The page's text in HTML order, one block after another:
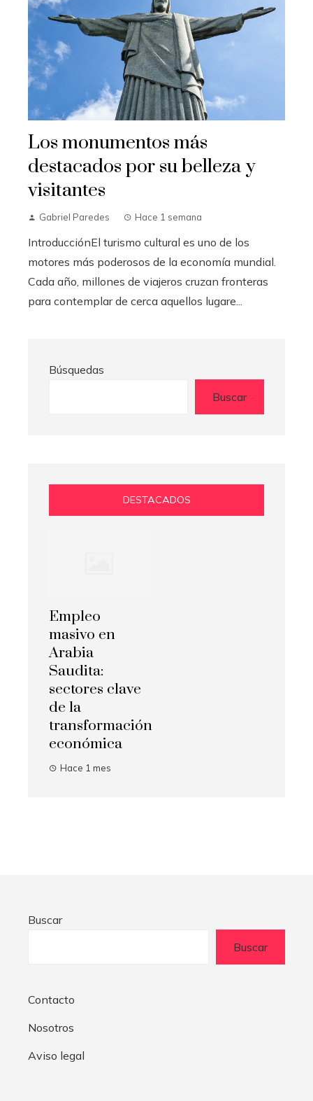
Los monumentos más
destacados por su belleza y
visitantes
Gabriel Paredes Hace 1 semana
IntroducciónEl turismo cultural es uno de los
motores más poderosos de la economía mundial.
Cada año, millones de viajeros cruzan fronteras
para contemplar de cerca aquellos lugare...
Búsquedas
Buscar
DESTACADOS
Empleo
masivo en
Arabia
Saudita:
sectores clave
de la
transformación
económica
Hace 1 mes
Buscar
Buscar
Contacto
Nosotros
Aviso legal